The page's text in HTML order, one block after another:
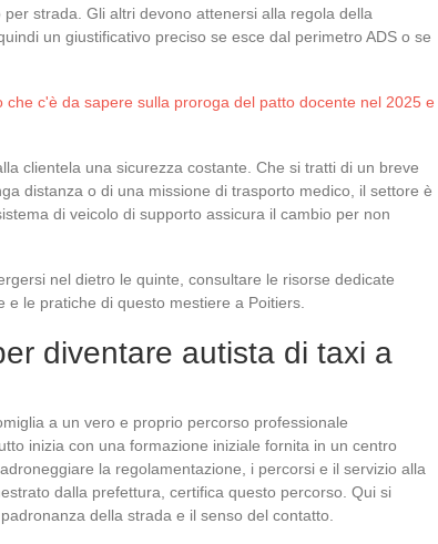
strada. Gli altri devono attenersi alla regola della
un giustificativo preciso se esce dal perimetro ADS o se
che c'è da sapere sulla proroga del patto docente nel 2025 e
clientela una sicurezza costante. Che si tratti di un breve
distanza o di una missione di trasporto medico, il settore è
di veicolo di supporto assicura il cambio per non
nel dietro le quinte, consultare le risorse dedicate
le pratiche di questo mestiere a Poitiers.
diventare autista di taxi a
a un vero e proprio percorso professionale
inizia con una formazione iniziale fornita in un centro
la regolamentazione, i percorsi e il servizio alla
dalla prefettura, certifica questo percorso. Qui si
della strada e il senso del contatto.